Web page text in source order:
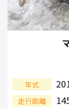
年式
走行距離